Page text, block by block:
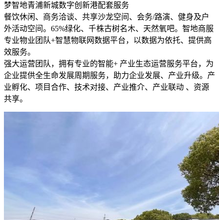
梦智地青浦新城数字创新港配套服务
餐饮休闲、商务洽谈、共享沙龙空间、会务/路演、健身及户
外活动空间。65%绿化、千株古树名木、天然氧吧。智地商服
专业物业团队+智慧物联网数据平台，以数据为依托、提供高
效服务。
强大运营团队，拥有专业的智能+ 产业生态运营服务平台，为
企业提供全生命发展周期服务，助力企业发展、产业升级。产
业孵化、项目合作、技术对接、产业推介、产业联动 、资源
共享。